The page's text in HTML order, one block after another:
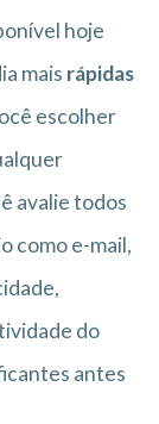
hoje
mais rápidas
escolher
avalie todos
como e-mail,
do
antes